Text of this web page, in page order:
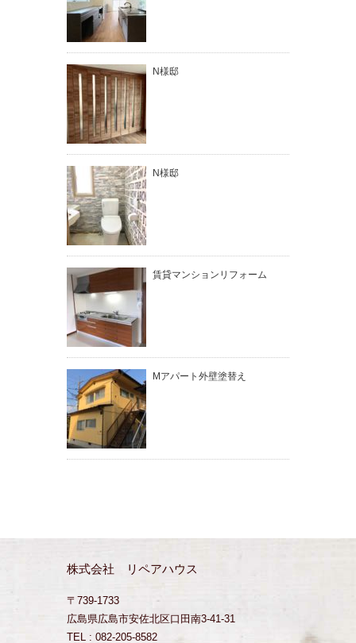
N様邸
N様邸
賃貸マンションリフォーム
Mアパート外壁塗替え
株式会社 リペアハウス
〒739-1733
広島県広島市安佐北区口田南3-41-31
TEL : 082-205-8582